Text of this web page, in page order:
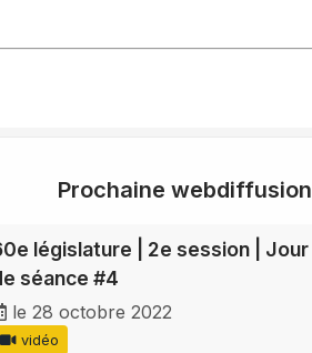
Prochaine webdiffusion
législature | 2e session | Jour
séance #4
le 28 octobre 2022
vidéo